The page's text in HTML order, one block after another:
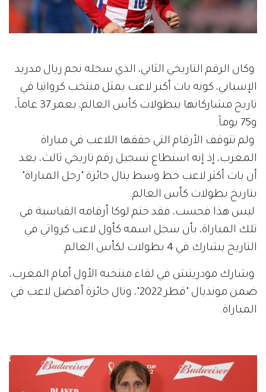
وكان الرقم التاريخي الثاني، الذي سجله نجم ريال مدريد
الإسباني، كونه بات أكبر لاعب يمثل منتخب كرواتيا في
تاريخ مشاركاتها ببطولات كأس العالم، بعمر 37 عاماً،
و75 يوماً.
ولم تتوقف الأرقام التي حققها اللاعب في مباراة
المغرب، إذ إنه استطاع تسجيل رقم تاريخي ثالث، بعد
أن بات أكثر لاعب خط وسط ينال جائزة "رجل المباراة"
بتاريخ بطولات كأس العالم.
ليس هذا فحسب، فقد ختم لوكا أرقامه القياسية في
تلك المباراة، بأن سجل اسمه كأول لاعب كرواتي في
التاريخ يشارك في 4 بطولات لكأس العالم.
وشارك مودريتش في لقاء منتخبه الأول أمام المغرب،
ضمن مونديال "قطر 2022"، ونال جائزة أفضل لاعب في
المباراة.